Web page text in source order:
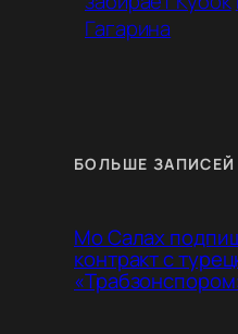
Гагарина
БОЛЬШЕ ЗАПИСЕЙ
Мо Салах
контракт с